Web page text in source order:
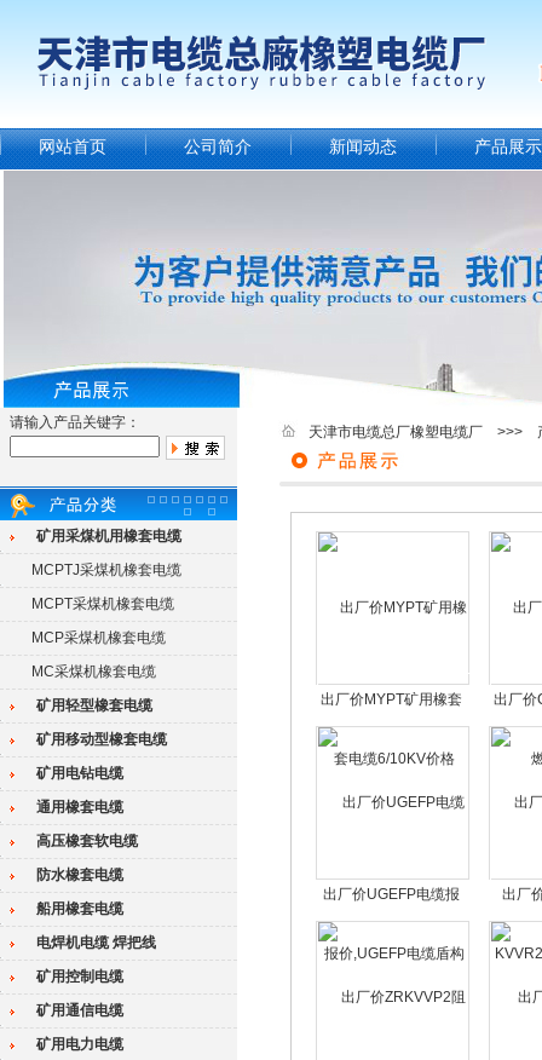
网站首页 公司简介 新闻动态 产品展示
请输入产品关键字：
矿用采煤机用橡套电缆
MCPTJ采煤机橡套电缆
MCPT采煤机橡套电缆
MCP采煤机橡套电缆
MC采煤机橡套电缆
矿用轻型橡套电缆
矿用移动型橡套电缆
矿用电钻电缆
通用橡套电缆
高压橡套软电缆
防水橡套电缆
船用橡套电缆
电焊机电缆 焊把线
矿用控制电缆
矿用通信电缆
矿用电力电缆
天津市电缆总厂橡塑电缆厂 >>>
出厂价MYPT矿用橡套
电缆6/10KV价格
出厂价
出厂价UGEFP电缆报
价,UGEFP电缆盾构机
电缆供应商
出厂